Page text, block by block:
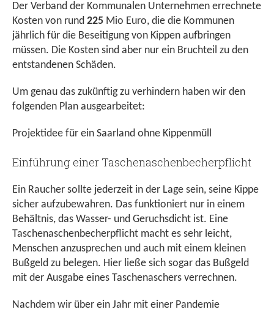
Der Verband der Kommunalen Unternehmen errechnete
Kosten von rund 225 Mio Euro, die die Kommunen
jährlich für die Beseitigung von Kippen aufbringen
müssen. Die Kosten sind aber nur ein Bruchteil zu den
entstandenen Schäden.
Um genau das zukünftig zu verhindern haben wir den
folgenden Plan ausgearbeitet:
Projektidee für ein Saarland ohne Kippenmüll
Einführung einer Taschenaschenbecherpflicht
Ein Raucher sollte jederzeit in der Lage sein, seine Kippe
sicher aufzubewahren. Das funktioniert nur in einem
Behältnis, das Wasser- und Geruchsdicht ist. Eine
Taschenaschenbecherpflicht macht es sehr leicht,
Menschen anzusprechen und auch mit einem kleinen
Bußgeld zu belegen. Hier ließe sich sogar das Bußgeld
mit der Ausgabe eines Taschenaschers verrechnen.
Nachdem wir über ein Jahr mit einer Pandemie